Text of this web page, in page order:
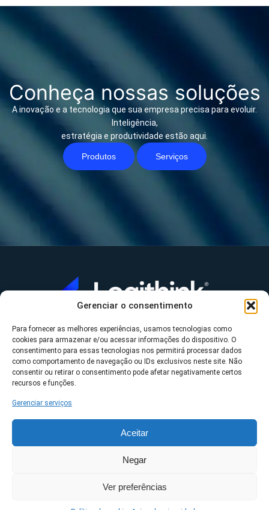
Gerenciar o consentimento
Para fornecer as melhores experiências, usamos tecnologias como
cookies para armazenar e/ou acessar informações do dispositivo. O
consentimento para essas tecnologias nos permitirá processar dados
como comportamento de navegação ou IDs exclusivos neste site. Não
consentir ou retirar o consentimento pode afetar negativamente certos
recursos e funções.
Gerenciar serviços
Aceitar
Negar
Ver preferências
Conheça nossas soluções
A inovação e a tecnologia que sua empresa precisa para evoluir.
Inteligência,
estratégia e produtividade estão aqui.
Produtos Serviços
A Logithink
O que fazemos
Contato
*Datasul, Fluig, Protheus, RM e TOTVS são uma
direitos reservados.Políticas de privacidade